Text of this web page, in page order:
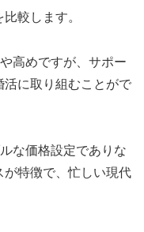
較します。
高めですが、サポー
活に取り組むことがで
な価格設定でありな
特徴で、忙しい現代